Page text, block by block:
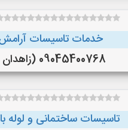
خدمات تاسیسات
09045400768 (زاهدان )
تاسیسات ساختمانی و لوله